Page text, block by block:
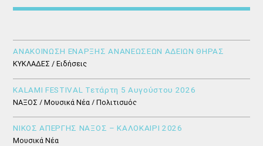
ΑΝΑΚΟΙΝΩΣΗ ΕΝΑΡΞΗΣ ΑΝΑΝΕΩΣΕΩΝ ΑΔΕΙΩΝ ΘΗΡΑΣ
ΚΥΚΛΑΔΕΣ / Ειδήσεις
KALAMI FESTIVAL Τετάρτη 5 Αυγούστου 2026
ΝΑΞΟΣ / Μουσικά Νέα / Πολιτισμός
ΝΙΚΟΣ ΑΠΕΡΓΗΣ ΝΑΞΟΣ – ΚΑΛΟΚΑΙΡΙ 2026
Μουσικά Νέα